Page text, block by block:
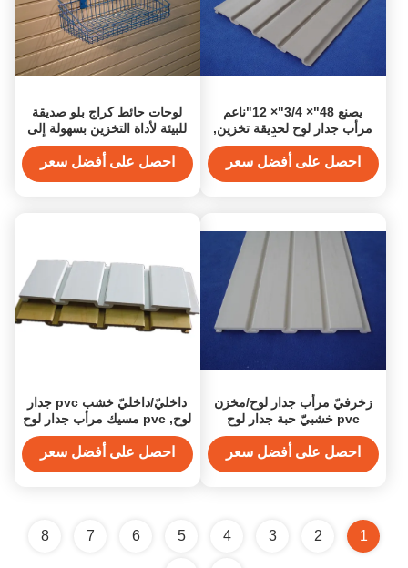
يصنع 48"× 3/4"× 12"ناعم
مرأب جدار لوح لحديقة تخزين,
يتيح أن ينظّف
احصل على أفضل سعر
لوحات حائط كراج بلو صديقة
للبيئة لأداة التخزين بسهولة إلى
دريوال
احصل على أفضل سعر
زخرفيّ مرأب جدار لوح/مخزن
pvc خشبيّ حبة جدار لوح
احصل على أفضل سعر
داخليّ/داخليّ خشب pvc جدار
لوح, pvc مسيك مرأب جدار لوح
احصل على أفضل سعر
1
2
3
4
5
6
7
8